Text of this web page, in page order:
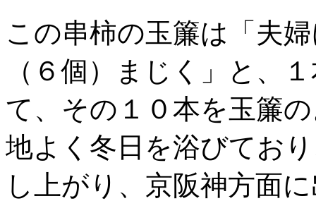
この串柿の玉簾は「夫
（６個）まじく」と、
て、その１０本を玉簾
地よく冬日を浴びてお
し上がり、京阪神方面